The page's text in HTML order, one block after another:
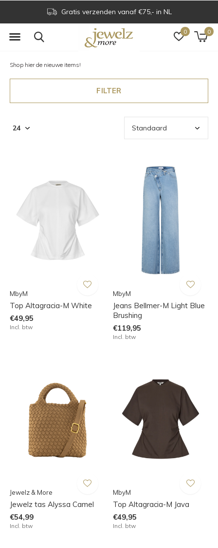
0 0
Voor 16.00 uur besteld is dezelfde dag verzonden
Shop hier de nieuwe items!
FILTER
MbyM
Top Altagracia-M White
€49,95
Incl. btw
MbyM
Jeans Bellmer-M Light Blue
Brushing
€119,95
Incl. btw
Jewelz & More
Jewelz tas Alyssa Camel
€54,99
Incl. btw
MbyM
Top Altagracia-M Java
€49,95
Incl. btw